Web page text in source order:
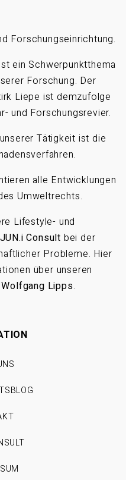
Forschungseinrichtung.
ein Schwerpunktthema
Forschung. Der
Liepe ist demzufolge
und Forschungsrevier.
Tätigkeit ist die
alle Entwicklungen
Umweltrechts.
Lifestyle- und
JUN.i Consult bei der
Probleme. Hier
über unseren
Wolfgang Lipps.